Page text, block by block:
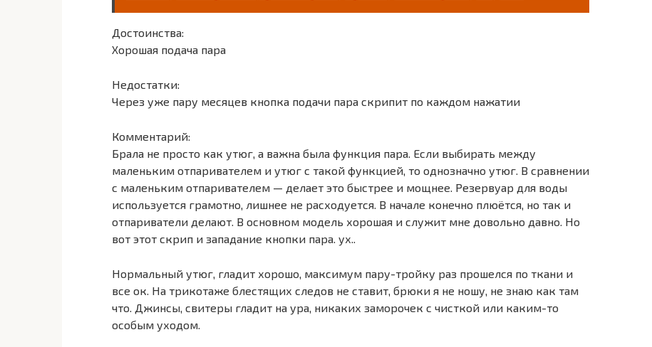
Достоинства:
Хорошая подача пара
Недостатки:
Через уже пару месяцев кнопка подачи пара скрипит по каждом нажатии
Комментарий:
Брала не просто как утюг, а важна была функция пара. Если выбирать между
маленьким отпаривателем и утюг с такой функцией, то однозначно утюг. В сравнении
с маленьким отпаривателем — делает это быстрее и мощнее. Резервуар для воды
используется грамотно, лишнее не расходуется. В начале конечно плюётся, но так и
отпариватели делают. В основном модель хорошая и служит мне довольно давно. Но
вот этот скрип и западание кнопки пара. ух..
Нормальный утюг, гладит хорошо, максимум пару-тройку раз прошелся по ткани и
все ок. На трикотаже блестящих следов не ставит, брюки я не ношу, не знаю как там
что. Джинсы, свитеры гладит на ура, никаких заморочек с чисткой или каким-то
особым уходом.